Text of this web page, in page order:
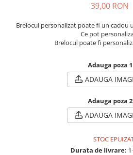
39,00 RON
Brelocul personalizat poate fi un cadou
Ce pot
Brelocul poate fi
Adauga poza 1
ADAUGA
Adauga poza 2
ADAUGA
STOC
Durata de livrare: